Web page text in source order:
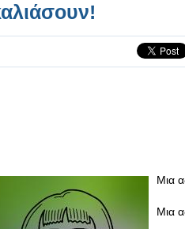
Μια
Μια